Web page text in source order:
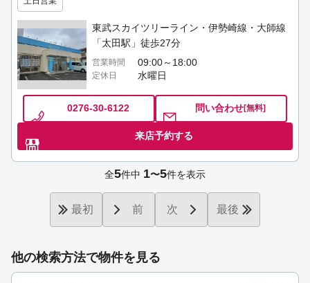
東武スカイツリーライン・伊勢崎線・大師線
「太田駅」徒歩27分
営業時間 09:00～18:00
定休日 水曜日
0276-30-6122 問い合わせ[無料]
来店予約する
全5件中 1〜5件を表示
最初 前 次 最後
他の検索方法で物件を見る